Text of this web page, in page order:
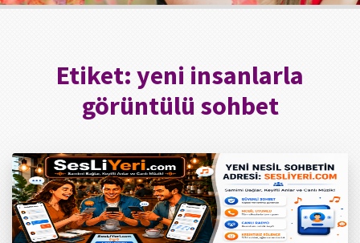
Etiket: yeni insanlarla
görüntülü sohbet